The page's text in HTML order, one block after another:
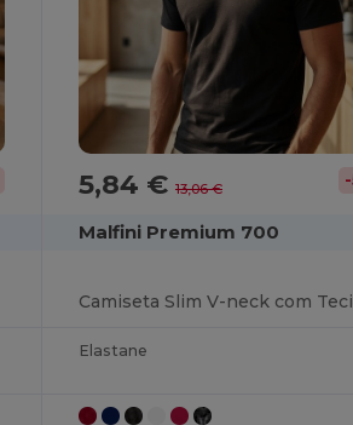
5,84 € 13,06 €
Malfini Premium 700
Elastane